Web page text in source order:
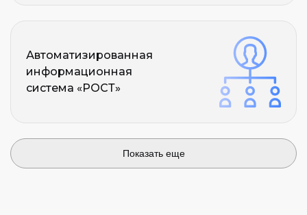
Автоматизированная
информационная
система «РОСТ»
Показать еще